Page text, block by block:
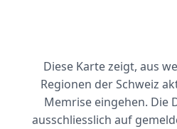
Diese Karte zeigt, aus
Regionen der Schweiz
Memrise eingehen. Die
ausschliesslich auf